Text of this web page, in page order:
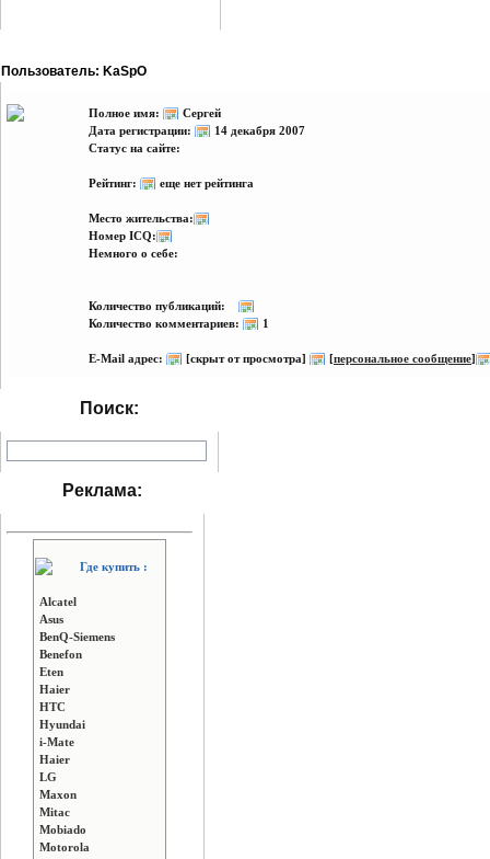
Пользователь: KaSpO
Полное имя:
Сергей
Дата регистрации:
14 декабря 2007
Статус на сайте:
Рейтинг: еще нет рейтинга
Место жительства:
Номер ICQ:
Немного о себе:
Количество публикаций:
Количество комментариев:
1
E-Mail адрес: [скрыт от просмотра] [персональное сообщение]
Поиск:
Реклама:
Где купить :
Alcatel
Asus
BenQ-Siemens
Benefon
Eten
Haier
HTC
Hyundai
i-Mate
Haier
LG
Maxon
Mitac
Mobiado
Motorola